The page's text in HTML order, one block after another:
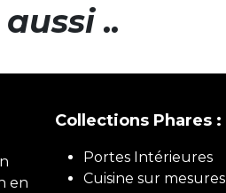
..
en
Collections Phares :
Portes Intérieures
Cuisine sur mesures